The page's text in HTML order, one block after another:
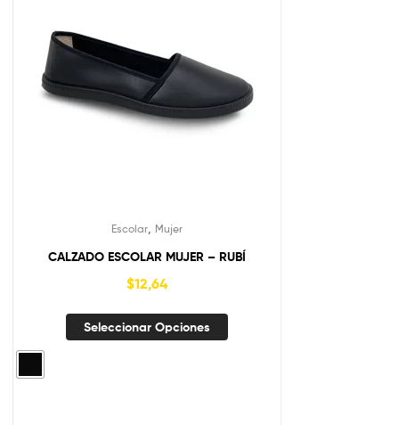
Escolar Mujer
CALZADO ESCOLAR MUJER – RUBÍ
$12,64
Seleccionar Opciones